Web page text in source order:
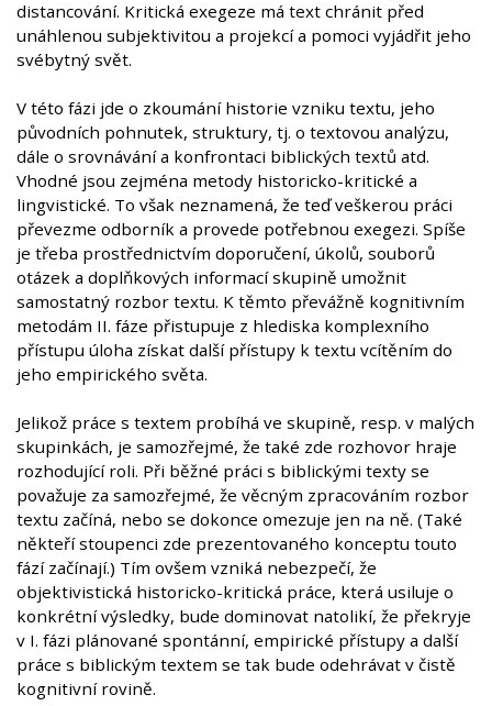
distancování. Kritická exegeze má text chránit před
unáhlenou subjektivitou a projekcí a pomoci vyjádřit jeho
svébytný svět.
V této fázi jde o zkoumání historie vzniku textu, jeho
původních pohnutek, struktury, tj. o textovou analýzu,
dále o srovnávání a konfrontaci biblických textů atd.
Vhodné jsou zejména metody historicko-kritické a
lingvistické. To však neznamená, že teď veškerou práci
převezme odborník a provede potřebnou exegezi. Spíše
je třeba prostřednictvím doporučení, úkolů, souborů
otázek a doplňkových informací skupině umožnit
samostatný rozbor textu. K těmto převážně kognitivním
metodám II. fáze přistupuje z hlediska komplexního
přístupu úloha získat další přístupy k textu vcítěním do
jeho empirického světa.
Jelikož práce s textem probíhá ve skupině, resp. v malých
skupinkách, je samozřejmé, že také zde rozhovor hraje
rozhodující roli. Při běžné práci s biblickými texty se
považuje za samozřejmé, že věcným zpracováním rozbor
textu začíná, nebo se dokonce omezuje jen na ně. (Také
někteří stoupenci zde prezentovaného konceptu touto
fází začínají.) Tím ovšem vzniká nebezpečí, že
objektivistická historicko-kritická práce, která usiluje o
konkrétní výsledky, bude dominovat natolikí, že překryje
v I. fázi plánované spontánní, empirické přístupy a další
práce s biblickým textem se tak bude odehrávat v čistě
kognitivní rovině.